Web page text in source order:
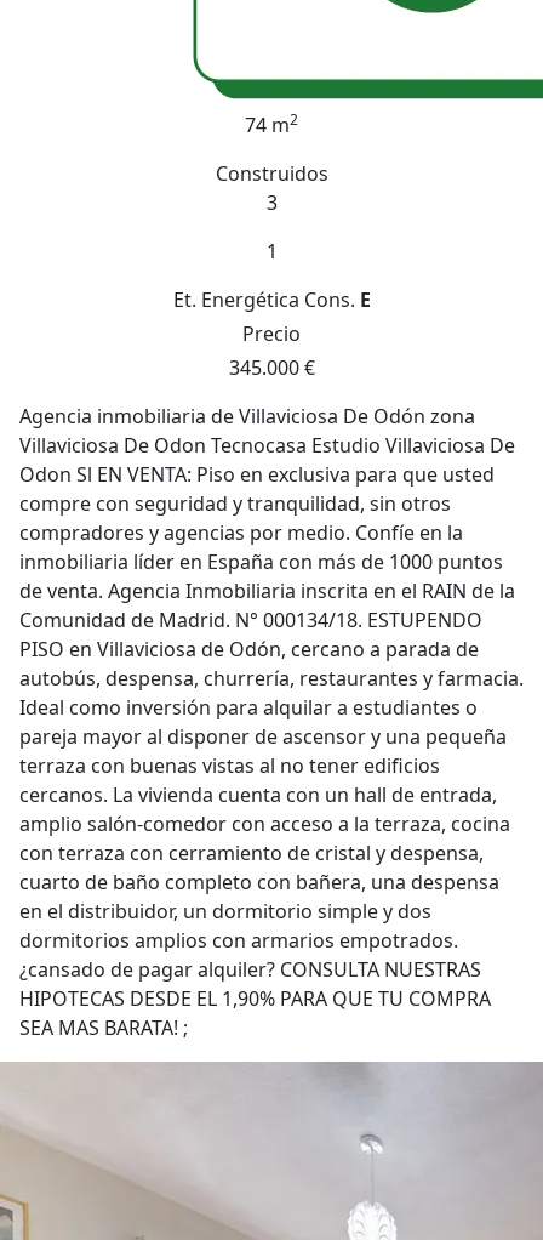
74 m2
Construidos
3
1
Et. Energética Cons. E
Precio
345.000 €
Agencia inmobiliaria de Villaviciosa De Odón zona
Villaviciosa De Odon Tecnocasa Estudio Villaviciosa De
Odon Sl EN VENTA: Piso en exclusiva para que usted
compre con seguridad y tranquilidad, sin otros
compradores y agencias por medio. Confíe en la
inmobiliaria líder en España con más de 1000 puntos
de venta. Agencia Inmobiliaria inscrita en el RAIN de la
Comunidad de Madrid. N° 000134/18. ESTUPENDO
PISO en Villaviciosa de Odón, cercano a parada de
autobús, despensa, churrería, restaurantes y farmacia.
Ideal como inversión para alquilar a estudiantes o
pareja mayor al disponer de ascensor y una pequeña
terraza con buenas vistas al no tener edificios
cercanos. La vivienda cuenta con un hall de entrada,
amplio salón-comedor con acceso a la terraza, cocina
con terraza con cerramiento de cristal y despensa,
cuarto de baño completo con bañera, una despensa
en el distribuidor, un dormitorio simple y dos
dormitorios amplios con armarios empotrados.
¿cansado de pagar alquiler? CONSULTA NUESTRAS
HIPOTECAS DESDE EL 1,90% PARA QUE TU COMPRA
SEA MAS BARATA! ;